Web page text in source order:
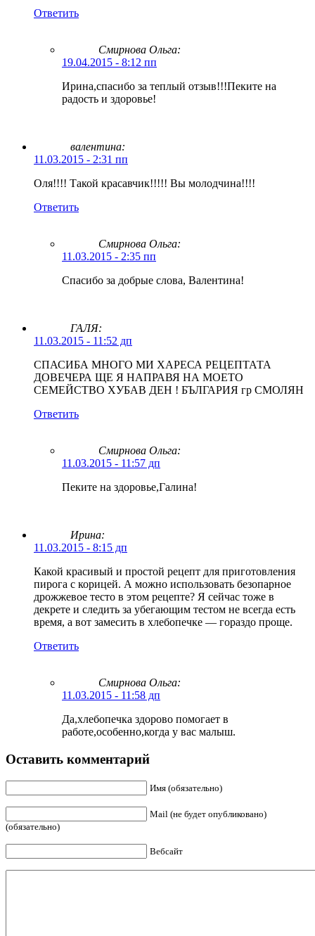
Ответить
Смирнова Ольга:
19.04.2015 - 8:12 пп
Ирина,спасибо за теплый отзыв!!!Пеките на
радость и здоровье!
валентина:
11.03.2015 - 2:31 пп
Оля!!!! Такой красавчик!!!!! Вы молодчина!!!!
Ответить
Смирнова Ольга:
11.03.2015 - 2:35 пп
Спасибо за добрые слова, Валентина!
ГАЛЯ:
11.03.2015 - 11:52 дп
СПАСИБА МНОГО МИ ХАРЕСА РЕЦЕПТАТА
ДОВЕЧЕРА ЩЕ Я НАПРАВЯ НА МОЕТО
СЕМЕЙСТВО ХУБАВ ДЕН ! БЪЛГАРИЯ гр СМОЛЯН
Ответить
Смирнова Ольга:
11.03.2015 - 11:57 дп
Пеките на здоровье,Галина!
Ирина:
11.03.2015 - 8:15 дп
Какой красивый и простой рецепт для приготовления
пирога с корицей. А можно использовать безопарное
дрожжевое тесто в этом рецепте? Я сейчас тоже в
декрете и следить за убегающим тестом не всегда есть
время, а вот замесить в хлебопечке — гораздо проще.
Ответить
Смирнова Ольга:
11.03.2015 - 11:58 дп
Да,хлебопечка здорово помогает в
работе,особенно,когда у вас малыш.
Оставить комментарий
Имя (обязательно)
Mail (не будет опубликовано)
(обязательно)
Вебсайт